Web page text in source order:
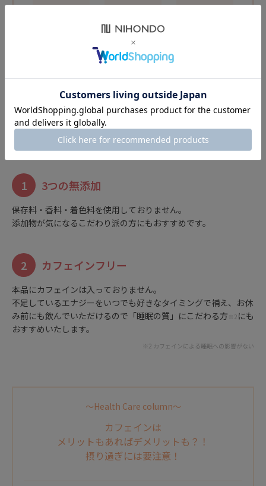
ca
からだのことを考えた
こだわりの自然派ドリンク
1 3つの無添加
保存料・香料・着色料を使用しておりません。
添加物が気になるこだわり派の方にもおすすめです。
2 カフェインフリー
本品にカフェインは入っておりません。
不足しているエナジーをいつでも好きなタイミングで補え、お休
み前にも飲んでいただけるので「睡眠の質」にこだわる方 ※2 にも
おすすめいたします。
※2 カフェインによる睡眠への影響がない
〜Health Care column〜
カフェインは
メリットもあればデメリットも？！
摂り過ぎには要注意！